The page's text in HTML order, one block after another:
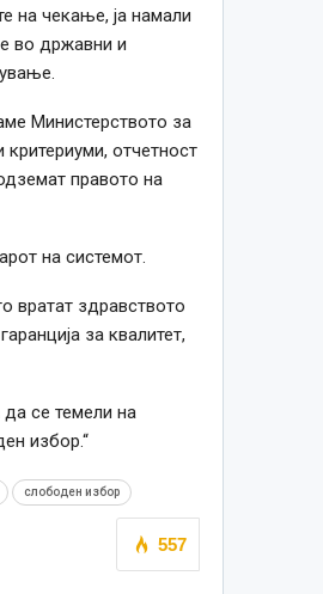
на чекање, ја намали
во државни и
Министерството за
отчетност
правото на
на системот.
вратат здравството
за квалитет,
се темели на
избор.“
слободен избор
557